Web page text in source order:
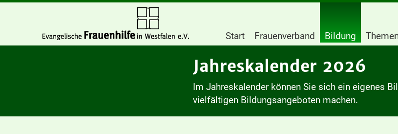
Start Frauenverband Bildung
Jahreskalender 2026
Im Jahreskalender können Sie sich ein eigenes
vielfältigen Bildungsangeboten machen.